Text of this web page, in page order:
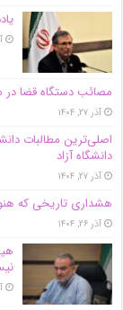
مصائب دستگاه قضا در
آذر ۲۷, ۱۴۰۴
اصلی‌ترین مطالبات
دانشگاه آز‌اد
آذر ۲۷, ۱۴۰۴
هشداری تاریخی که
آذر ۲۶, ۱۴۰۴